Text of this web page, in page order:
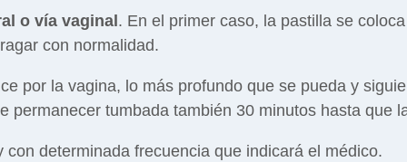
o vía vaginal . En el primer caso, la pastilla se
con normalidad.
por la vagina, lo más profundo que se pueda y
tumbada también 30 minutos hasta que
determinada frecuencia que indicará el médico.